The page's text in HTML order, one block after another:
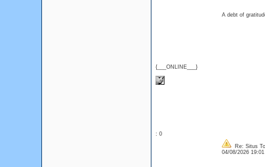
{___ONLINE___}
A debt of
: 0
Re: Situs
04/08/2026